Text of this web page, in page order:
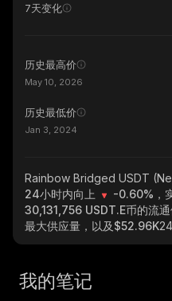
7天变化
历史最高价
May 10, 2026
历史最低价
Jan 3, 2024
Rainbow Bridged USDT
24小时内向上
-0.60% ，
30,131,756 USDT.E币的流
最大供应量，以及$52.96K
我的笔记